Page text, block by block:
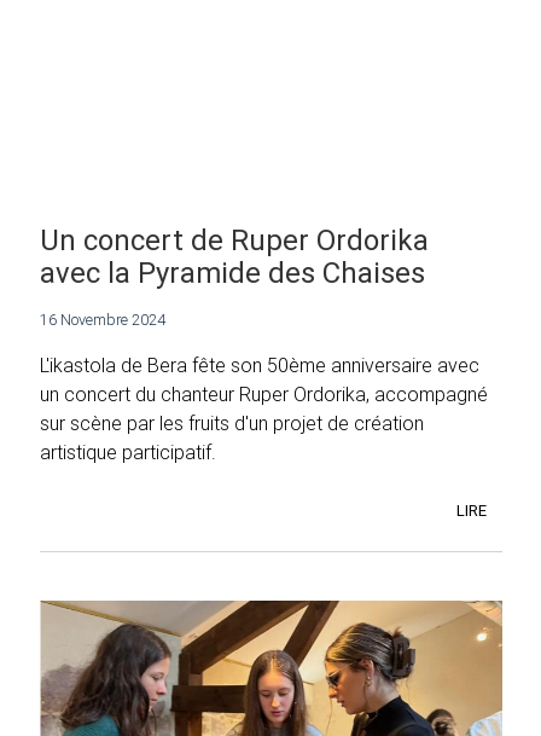
Un concert de Ruper Ordorika
avec la Pyramide des Chaises
16 Novembre 2024
L'ikastola de Bera fête son 50ème anniversaire avec
un concert du chanteur Ruper Ordorika, accompagné
sur scène par les fruits d'un projet de création
artistique participatif.
LIRE